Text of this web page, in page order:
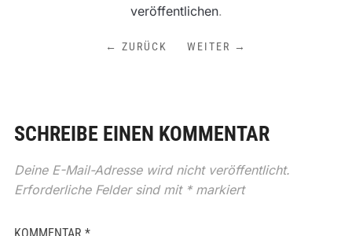
veröffentlichen.
← ZURÜCK WEITER →
SCHREIBE EINEN KOMMENTAR
Deine E-Mail-Adresse wird nicht veröffentlicht.
Erforderliche Felder sind mit *markiert